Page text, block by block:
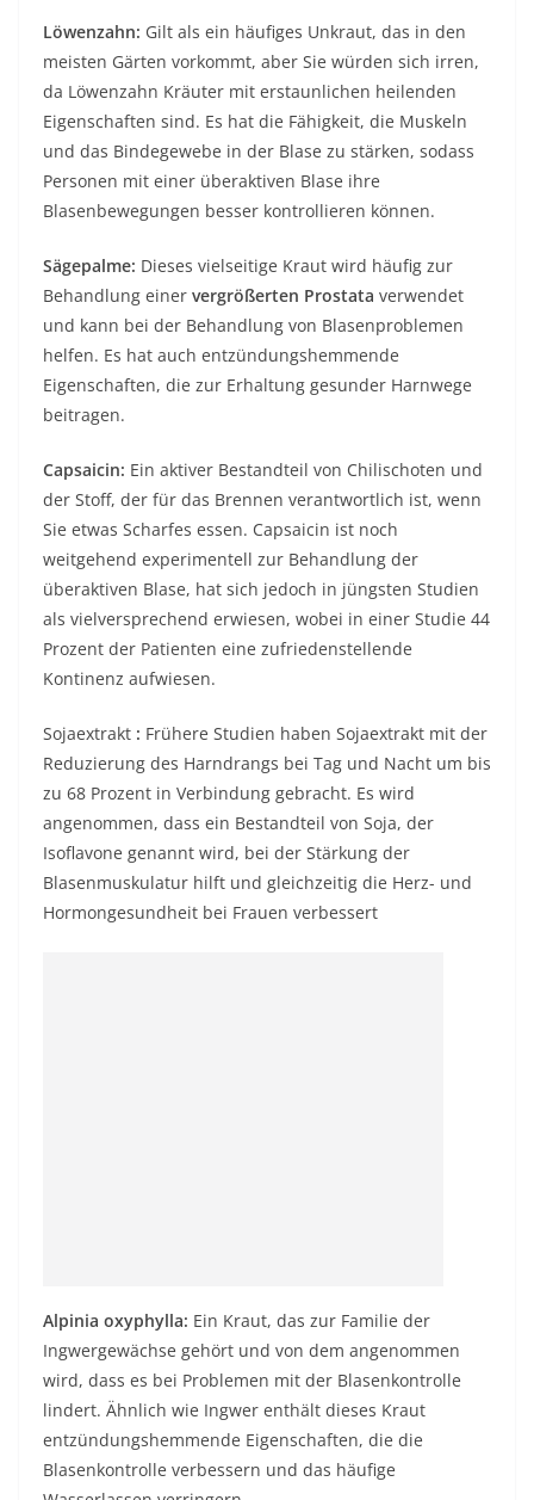
Löwenzahn: Gilt als ein häufiges Unkraut, das in den
meisten Gärten vorkommt, aber Sie würden sich irren,
da Löwenzahn Kräuter mit erstaunlichen heilenden
Eigenschaften sind. Es hat die Fähigkeit, die Muskeln
und das Bindegewebe in der Blase zu stärken, sodass
Personen mit einer überaktiven Blase ihre
Blasenbewegungen besser kontrollieren können.
Sägepalme: Dieses vielseitige Kraut wird häufig zur
Behandlung einer vergrößerten Prostata verwendet
und kann bei der Behandlung von Blasenproblemen
helfen. Es hat auch entzündungshemmende
Eigenschaften, die zur Erhaltung gesunder Harnwege
beitragen.
Capsaicin: Ein aktiver Bestandteil von Chilischoten und
der Stoff, der für das Brennen verantwortlich ist, wenn
Sie etwas Scharfes essen. Capsaicin ist noch
weitgehend experimentell zur Behandlung der
überaktiven Blase, hat sich jedoch in jüngsten Studien
als vielversprechend erwiesen, wobei in einer Studie 44
Prozent der Patienten eine zufriedenstellende
Kontinenz aufwiesen.
Sojaextrakt : Frühere Studien haben Sojaextrakt mit der
Reduzierung des Harndrangs bei Tag und Nacht um bis
zu 68 Prozent in Verbindung gebracht. Es wird
angenommen, dass ein Bestandteil von Soja, der
Isoflavone genannt wird, bei der Stärkung der
Blasenmuskulatur hilft und gleichzeitig die Herz- und
Hormongesundheit bei Frauen verbessert
Alpinia oxyphylla: Ein Kraut, das zur Familie der
Ingwergewächse gehört und von dem angenommen
wird, dass es bei Problemen mit der Blasenkontrolle
lindert. Ähnlich wie Ingwer enthält dieses Kraut
entzündungshemmende Eigenschaften, die die
Blasenkontrolle verbessern und das häufige